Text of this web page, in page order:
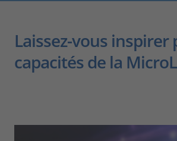
Laissez-vous inspirer
capacités de la